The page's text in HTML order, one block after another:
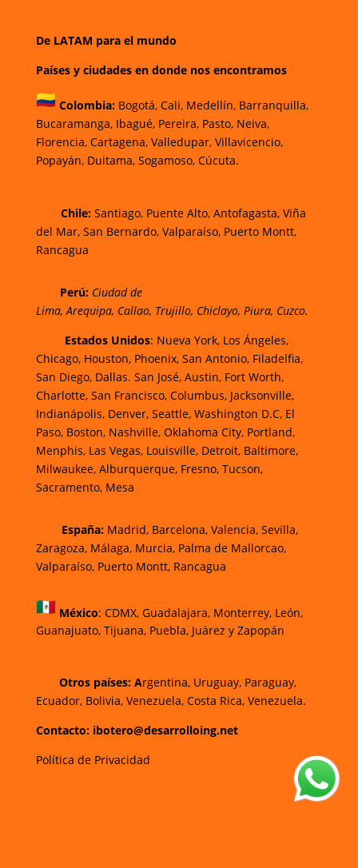
De LATAM para el mundo
Países y ciudades en donde nos encontramos
Colombia: Bogotá,Cali, Medellín, Barranquilla,
Bucaramanga,Ibagué,Pereira,Pasto, Neiva,
Florencia, Cartagena, Valledupar, Villavicencio,
Popayán, Duitama, Sogamoso, Cúcuta.
Chile:Santiago, Puente Alto, Antofagasta, Viña
del Mar, San Bernardo, Valparaíso, Puerto Montt,
Rancagua
Perú: Ciudad de
Lima, Arequipa, Callao, Trujillo, Chiclayo, Piura, Cuzco.
Estados Unidos: Nueva York, Los Ángeles,
Chicago, Houston, Phoenix, San Antonio, Filadelfia,
San Diego, Dallas. San José, Austin, Fort Worth,
Charlotte, San Francisco, Columbus, Jacksonville,
Indianápolis, Denver, Seattle, Washington D.C, El
Paso, Boston, Nashville, Oklahoma City, Portland,
Menphis, Las Vegas, Louisville, Detroit, Baltimore,
Milwaukee, Alburquerque, Fresno, Tucson,
Sacramento, Mesa
España: Madrid, Barcelona, Valencia, Sevilla,
Zaragoza, Málaga, Murcia, Palma de Mallorcao,
Valparaíso, Puerto Montt, Rancagua
México: CDMX, Guadalajara, Monterrey, León,
Guanajuato, Tijuana, Puebla, Juárez y Zapopán
Otros países: Argentina, Uruguay, Paraguay,
Ecuador, Bolivia, Venezuela, Costa Rica, Venezuela.
Contacto: ibotero@desarrolloing.net
Política de Privacidad
w